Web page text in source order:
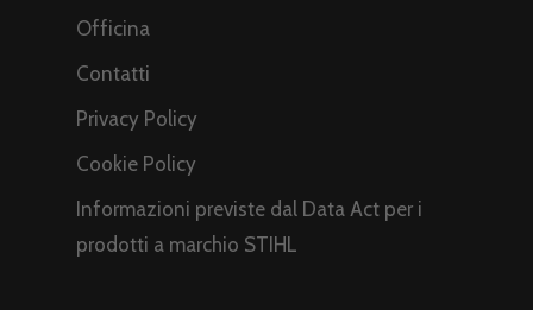
Officina
Contatti
Privacy Policy
Cookie Policy
Informazioni previste dal Data Act per i
prodotti a marchio STIHL